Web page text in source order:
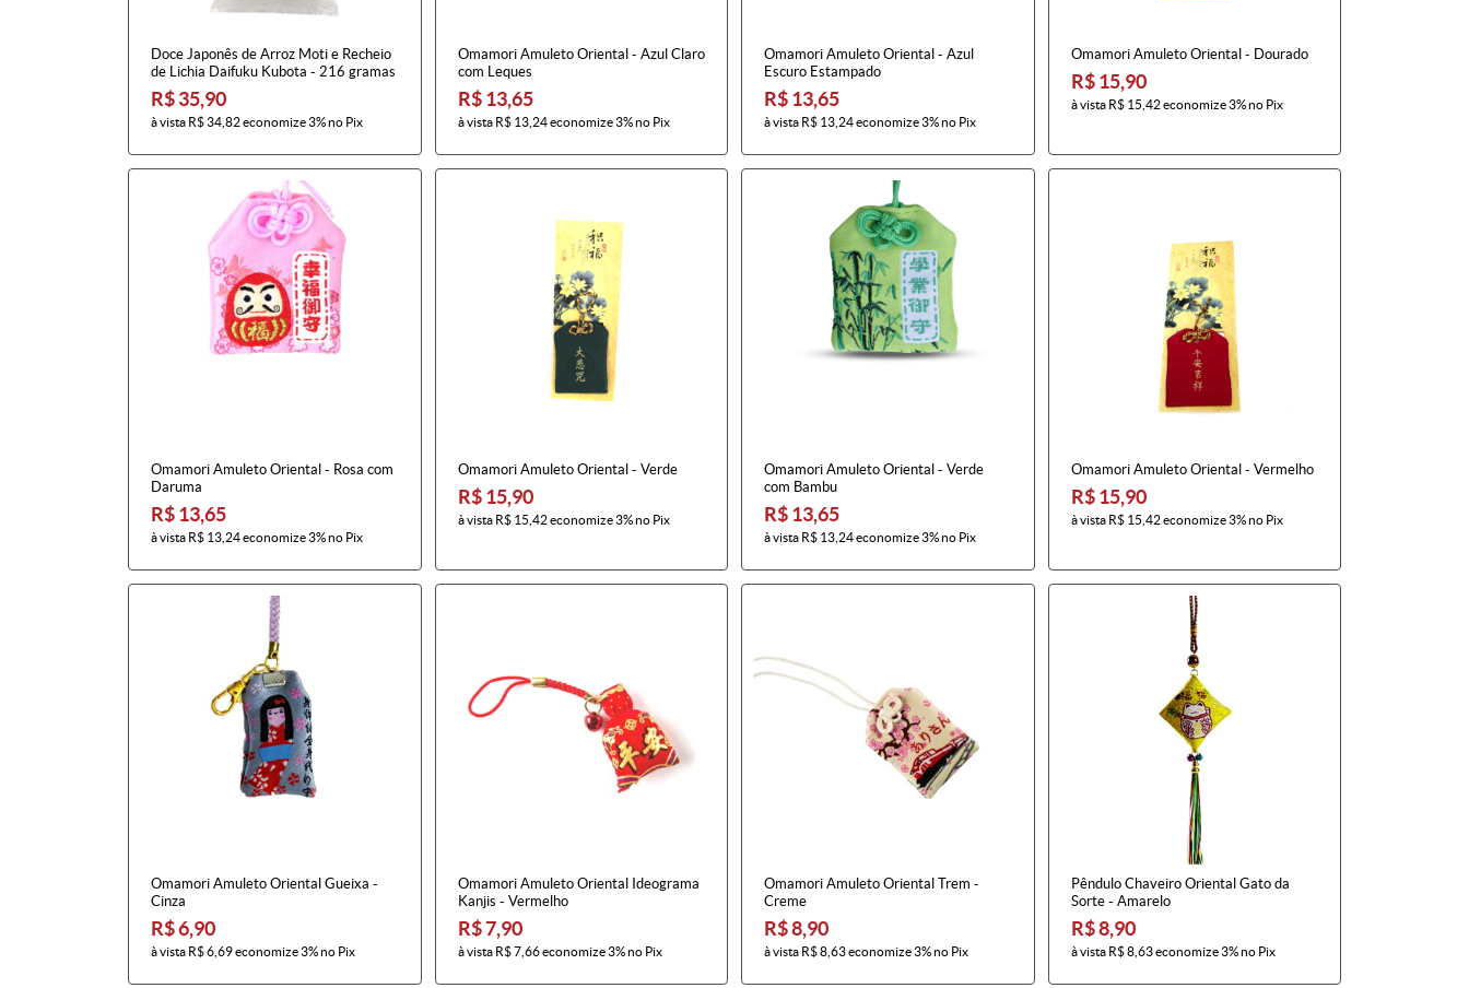
Doce Japonês de Arroz Moti e Recheio
de Lichia Daifuku Kubota - 216 gramas
R$ 35,90
à vista R$ 34,82economize3%no Pix
Omamori Amuleto Oriental - Azul Claro
com Leques
R$ 13,65
à vista R$ 13,24economize3%no Pix
Omamori Amuleto Oriental - Azul
Escuro Estampado
R$ 13,65
à vista R$ 13,24economize3%no Pix
Omamori Amuleto Oriental - Dourado
R$ 15,90
à vista R$ 15,42economize3%no Pix
Omamori Amuleto Oriental - Rosa com
Daruma
R$ 13,65
à vista R$ 13,24economize3%no Pix
Omamori Amuleto Oriental - Verde
R$ 15,90
à vista R$ 15,42economize3%no Pix
Omamori Amuleto Oriental - Verde
com Bambu
R$ 13,65
à vista R$ 13,24economize3%no Pix
Omamori Amuleto Oriental - Vermelho
R$ 15,90
à vista R$ 15,42economize3%no Pix
Omamori Amuleto Oriental Gueixa -
Cinza
R$ 6,90
à vista R$ 6,69economize3%no Pix
Omamori Amuleto Oriental Ideograma
Kanjis - Vermelho
R$ 7,90
à vista R$ 7,66economize3%no Pix
Omamori Amuleto Oriental Trem -
Creme
R$ 8,90
à vista R$ 8,63economize3%no Pix
Pêndulo Chaveiro Oriental Gato da
Sorte - Amarelo
R$ 8,90
à vista R$ 8,63economize3%no Pix